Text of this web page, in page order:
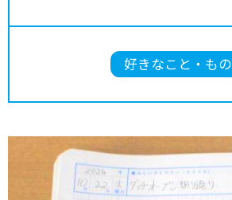
好きなこと・もの